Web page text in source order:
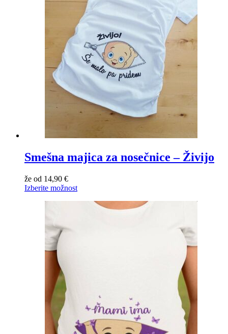
Smešna majica za nosečnice – Živijo
že od 14,90 €
Izberite možnost